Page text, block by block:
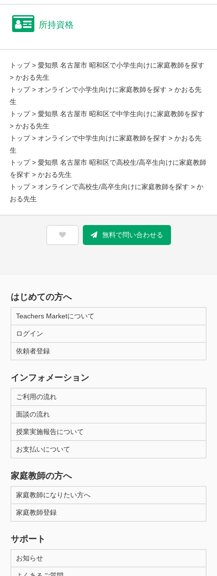
所持資格
トップ> 愛知県 名古屋市 昭和区で小学生向けに家庭教師を探す
> かおる先生
トップ> オンラインで小学生向けに家庭教師を探す > かおる先
生
トップ> 愛知県 名古屋市 昭和区で中学生向けに家庭教師を探す
> かおる先生
トップ> オンラインで中学生向けに家庭教師を探す > かおる先
生
トップ> 愛知県 名古屋市 昭和区で高校生/高卒生向けに家庭教師
を探す > かおる先生
トップ> オンラインで高校生/高卒生向けに家庭教師を探す > か
おる先生
無料で問い合わせる
はじめての方へ
Teachers Marketについて
ログイン
依頼者登録
インフォメーション
ご利用の流れ
面談の流れ
授業実施報告について
お支払いについて
家庭教師の方へ
家庭教師になりたい方へ
家庭教師登録
サポート
お知らせ